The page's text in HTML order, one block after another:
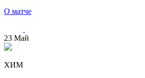
О матче
23 Май
ХИМ